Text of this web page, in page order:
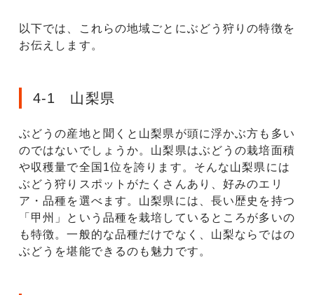
以下では、これらの地域ごとにぶどう狩りの特徴を
お伝えします。
4-1 山梨県
ぶどうの産地と聞くと山梨県が頭に浮かぶ方も多い
のではないでしょうか。山梨県はぶどうの栽培面積
や収穫量で全国1位を誇ります。そんな山梨県には
ぶどう狩りスポットがたくさんあり、好みのエリ
ア・品種を選べます。山梨県には、長い歴史を持つ
「甲州」という品種を栽培しているところが多いの
も特徴。一般的な品種だけでなく、山梨ならではの
ぶどうを堪能できるのも魅力です。